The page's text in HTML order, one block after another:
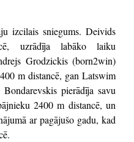
izcilais sniegums. Deivids
uzrādīja labāko laiku
Grodzickis (born2win)
m distancē, gan Latswim
pierādīja savu
2400 m distancē, un
ar pagājušo gadu, kad